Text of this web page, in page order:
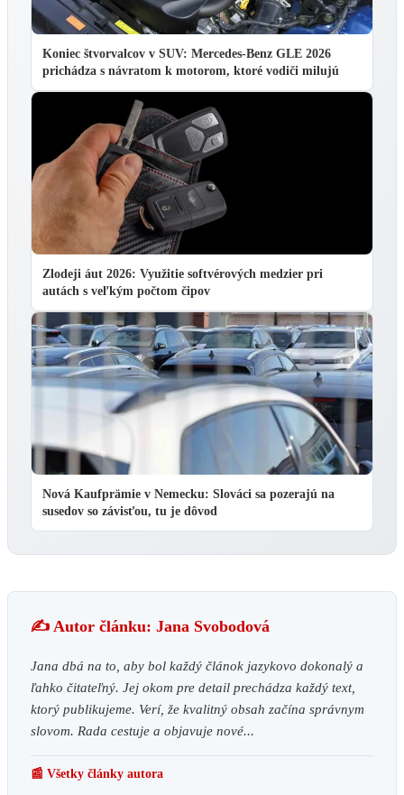
Koniec štvorvalcov v SUV: Mercedes-Benz GLE 2026
prichádza s návratom k motorom, ktoré vodiči milujú
Zlodeji áut 2026: Využitie softvérových medzier pri
autách s veľkým počtom čipov
Nová Kaufprämie v Nemecku: Slováci sa pozerajú na
susedov so závisťou, tu je dôvod
✍️ Autor článku: Jana Svobodová
Jana dbá na to, aby bol každý článok jazykovo dokonalý a
ľahko čitateľný. Jej okom pre detail prechádza každý text,
ktorý publikujeme. Verí, že kvalitný obsah začína správnym
slovom. Rada cestuje a objavuje nové...
📰 Všetky články autora